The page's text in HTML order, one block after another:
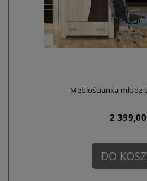
Meblościanka
2 399,00
DO